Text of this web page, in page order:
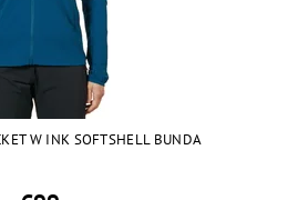
W INK SOFTSHELL BUNDA